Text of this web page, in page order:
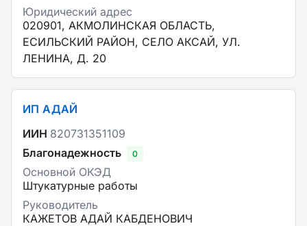
Юридический адрес
020901, АКМОЛИНСКАЯ ОБЛАСТЬ,
ЕСИЛЬСКИЙ РАЙОН, СЕЛО АКСАЙ, УЛ.
ЛЕНИНА, Д. 20
ИП АДАЙ
ИИН 820731351109
Благонадежность
0
Основной ОКЭД
Штукатурные работы
Руководитель
КАЖЕТОВ АДАЙ КАБДЕНОВИЧ